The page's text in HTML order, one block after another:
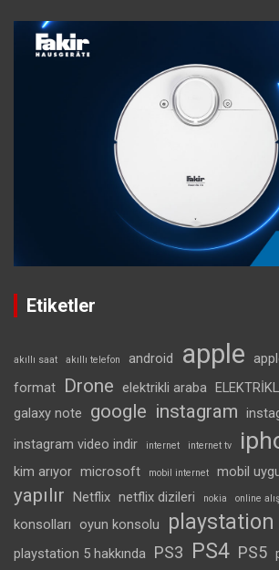
Etiketler
akıllı saat akıllı telefon android apple
format
Drone elektrikli araba
galaxy note google instagram
instagram video indir
internet internet tv
kim arıyor microsoft mobil internet mobil
yapılır Netflix netflix dizileri nokia online
konsolları
oyun konsolu playstation
playstation 5 hakkında PS3 PS4 PS5